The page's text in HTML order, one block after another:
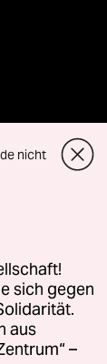
nicht
sich gegen
aus
–